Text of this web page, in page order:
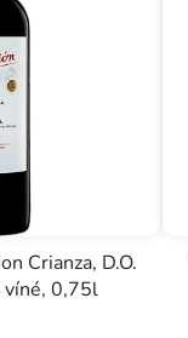
Crianza, D.O.
víné, 0,75l